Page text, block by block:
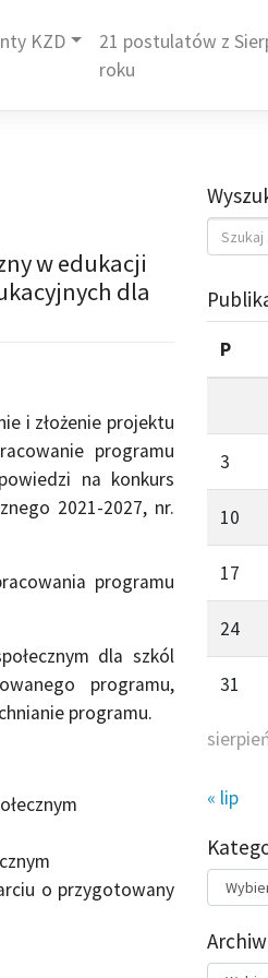
KZD
21 postulatów z
roku
w edukacji
dla
i złożenie projektu
programu
na konkurs
2021-2027, nr.
programu
dla szkól
programu,
programu.
o przygotowany
P
3
10
17
24
31
« lip
Kategorie
Archiwa